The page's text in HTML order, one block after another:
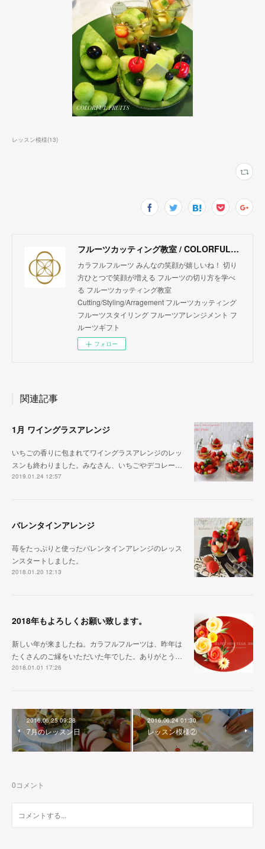
レッスン模様(13)
フルーツカッティング教室 / COLORFUL FRUITS
カラフルフルーツ みんなの笑顔が嬉しいね！ 切り
方ひとつで笑顔が増える フルーツの切り方を学べ
る フルーツカッティング教室
Cutting/Styling/Arragement フルーツカッティング
フルーツスタイリング フルーツアレンジメント フ
ルーツギフト
フォロー
関連記事
1月 ワイングラスアレンジ
いちごの香りに包まれてワイングラスアレンジのレッ
スンも終わりました。みなさん、いちごやデコレー…
2019.01.24 12:57
バレンタインアレンジ
苺をたっぷりと使ったバレンタインアレンジのレッス
ンスタートしました。
2018.01.20 12:13
2018年もよろしくお願い致します。
新しい年が来ましたね。カラフルフルーツは、昨年は
たくさんのご縁をいただいた年でした。ありがとう…
2018.01.01 17:26
2016.06.25 09:28
7月のレッスン日
2016.06.24 01:30
レッスン模様②
0コメント